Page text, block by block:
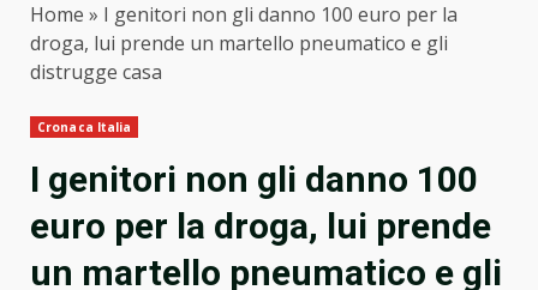
Home » I genitori non gli danno 100 euro per la
droga, lui prende un martello pneumatico e gli
distrugge casa
Cronaca Italia
I genitori non gli danno 100
euro per la droga, lui prende
un martello pneumatico e gli